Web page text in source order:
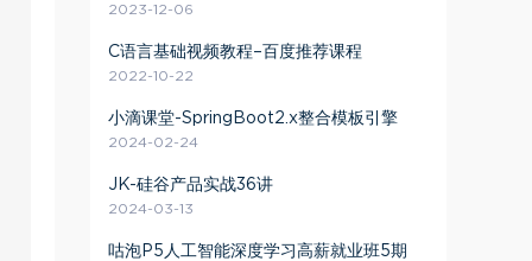
2023-12-06
C语言基础视频教程–百度推荐课程
2022-10-22
小滴课堂-SpringBoot2.x整合模板引擎
2024-02-24
JK-硅谷产品实战36讲
2024-03-13
咕泡P5人工智能深度学习高薪就业班5期